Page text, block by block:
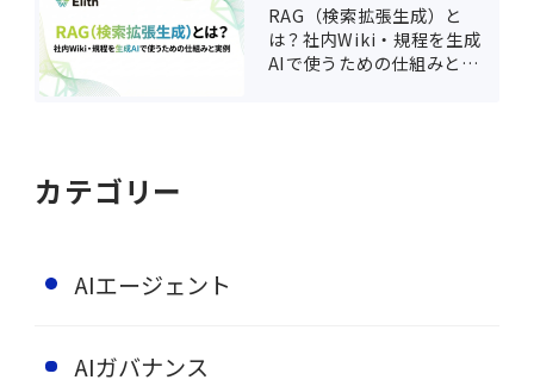
RAG（検索拡張生成）と
は？社内Wiki・規程を生成
AIで使うための仕組みと実
カテゴリー
AIエージェント
AIガバナンス